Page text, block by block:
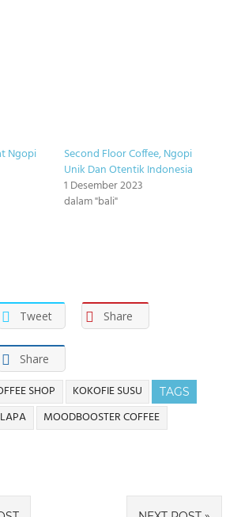
Ngopi
Second Floor Coffee, Ngopi
Unik Dan Otentik Indonesia
1 Desember 2023
dalam "bali"
Tweet Share
Share
TAGS
SHOP
KOKOFIE SUSU
MOODBOOSTER COFFEE